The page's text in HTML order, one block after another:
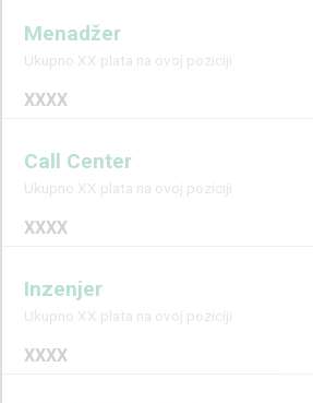
Menadžer
Ukupno XX plata na ovoj poziciji
XXXX
Call Center
Ukupno XX plata na ovoj poziciji
XXXX
Inzenjer
Ukupno XX plata na ovoj poziciji
XXXX